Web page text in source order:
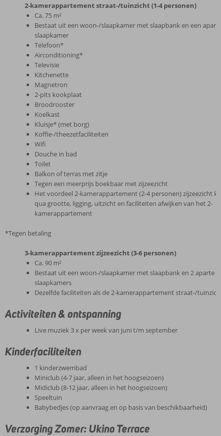
2-kamerappartement straat-/tuinzicht (1-4 personen)
Ca. 75 m²
Bestaat uit een woon-/slaapkamer met slaapbank en een
slaapkamer
Telefoon*
Airconditioning*
Televisie
Kitchenette
Magnetron
2-pits kookplaat
Broodrooster
Koelkast
Kluisje* (met borg)
Koffie-/theezetfaciliteiten
Wifi
Douche in bad
Toilet
Balkon of terras met zitje
Tegen een meerprijs boekbaar met zijzeezicht
Het voordeel 2-kamerappartement (2-4 personen) zijzeezicht
qua grootte, ligging, uitzicht en faciliteiten afwijken van het 2-
kamerappartement
*Tegen betaling
3-kamerappartement zijzeezicht (3-6 personen)
Ca. 90 m²
Bestaat uit een woon-/slaapkamer met slaapbank en 2 aparte
slaapkamers
Dezelfde faciliteiten als de 2-kamerappartement straat-/
Activiteiten & ontspanning
Live muziek 3 x per week van juni t/m september
Kinderfaciliteiten
1 kinderzwembad
Miniclub (4-7 jaar, alleen in het hoogseizoen)
Midiclub (8-12 jaar, alleen in het hoogseizoen)
Speeltuin
Babybedjes (op aanvraag en op basis van beschikbaarheid)
Verzorging Zomer: Ukino Terrace